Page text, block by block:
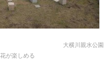
大横川親水公園
が楽しめる